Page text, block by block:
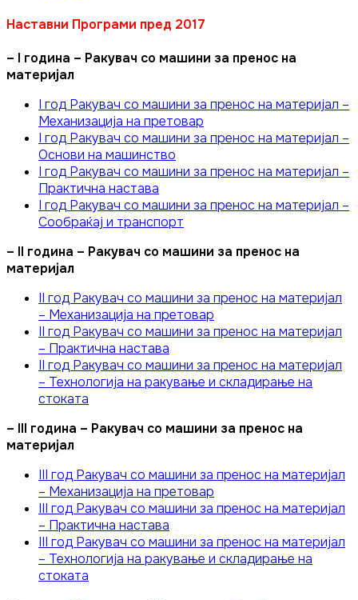
Наставни Програми пред 2017
– I година – Ракувач со машини за пренос на
материјал
I год Ракувач со машини за пренос на материјал –
Механизација на претовар
I год Ракувач со машини за пренос на материјал –
Основи на машинство
I год Ракувач со машини за пренос на материјал –
Практична настава
I год Ракувач со машини за пренос на материјал –
Сообраќај и транспорт
– II година – Ракувач со машини за пренос на
материјал
II год Ракувач со машини за пренос на материјал
– Механизација на претовар
II год Ракувач со машини за пренос на материјал
– Практична настава
II год Ракувач со машини за пренос на материјал
– Технологија на ракување и складирање на
стоката
– III година – Ракувач со машини за пренос на
материјал
III год Ракувач со машини за пренос на материјал
– Механизација на претовар
III год Ракувач со машини за пренос на материјал
– Практична настава
III год Ракувач со машини за пренос на материјал
– Технологија на ракување и складирање на
стоката